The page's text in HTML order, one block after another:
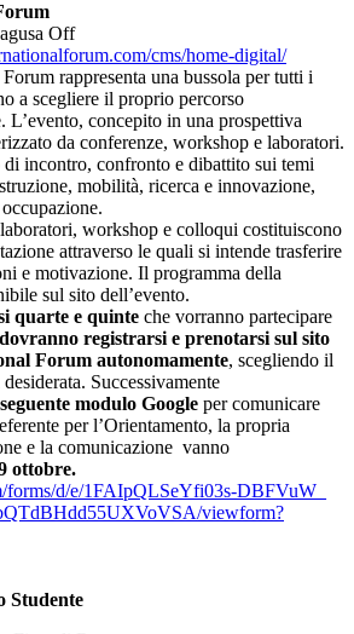
Off
cms/home-digital/
rappresenta una bussola per tutti i
a scegliere il proprio percorso
L’evento, concepito in una prospettiva
da conferenze, workshop e laboratori.
incontro, confronto e dibattito sui temi
mobilità, ricerca e innovazione,
workshop e colloqui costituiscono
attraverso le quali si intende trasferire
e motivazione. Il programma della
sul sito dell’evento.
quarte e quinte che vorranno partecipare
dovranno registrarsi e prenotarsi sul sito
Forum autonomamente, scegliendo il
Successivamente
modulo Google per comunicare
per l’Orientamento, la propria
e la comunicazione vanno
ottobre.
forms/d/e/1FAIpQLSeYfi03s-DBFVuW_
VSA/viewform?
Studente